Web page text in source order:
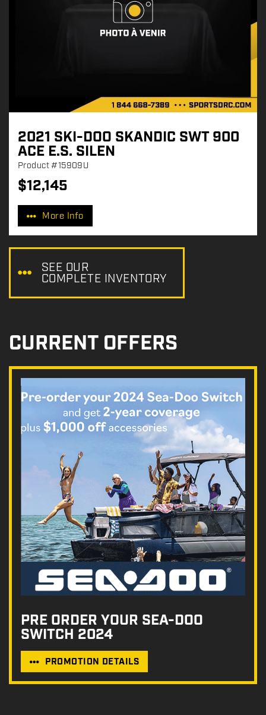
2021 SKI-DOO SKANDIC SWT 900
ACE E.S. SILEN
Product#15909U
P
r
c
$12,145
More Info
SEE OUR
COMPLETE INVENTORY
CURRENT OFFERS
PRE ORDER YOUR SEA-DOO
SWITCH 2024
PROMOTION DETAILS